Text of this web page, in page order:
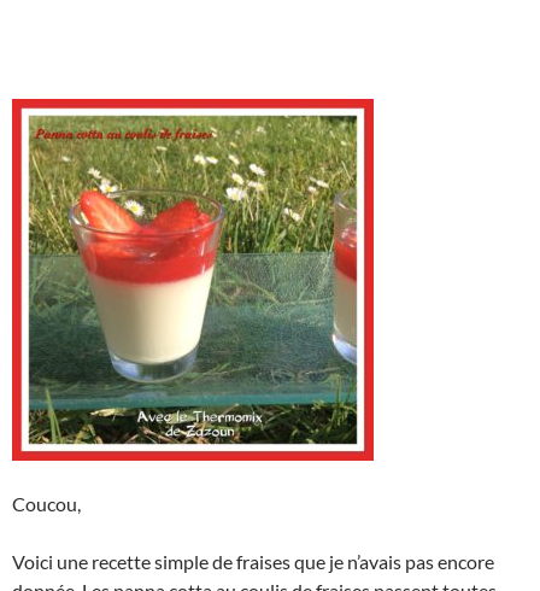
Coucou,
Voici une recette simple de fraises que je n’avais pas encore